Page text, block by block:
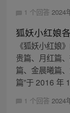
1 个回答 2024
狐妖小红娘
《狐妖小红娘
贵篇、月红篇
篇、金晨曦篇
篇”于 2016 年
1 个回答 2024